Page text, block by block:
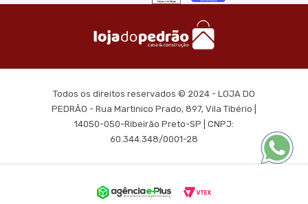
Todos os direitos reservados © 2024 - LOJA DO
PEDRÃO - Rua Martinico Prado, 897, Vila Tibério |
14050-050-Ribeirão Preto-SP | CNPJ:
60.344.348/0001-28